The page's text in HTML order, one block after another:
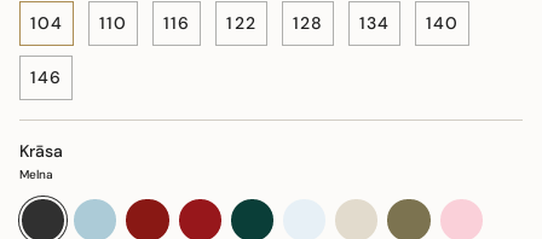
104 110 116 122 128 134 140
146
Krāsa
Melna
Melna
Gaiši
zila
Sarkana
Burgundija
sarkana
Tumši
zaļa
Dabīga Haki
Maigi